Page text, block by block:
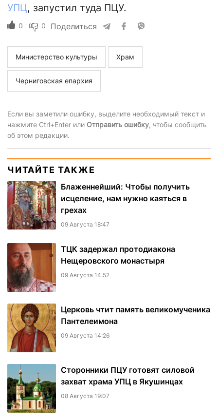
УПЦ, запустил туда ПЦУ.
0 0 Поделиться
Министерство культуры Храм
Черниговская епархия
Если вы заметили ошибку, выделите необходимый текст и
нажмите Ctrl+Enter или Отправить ошибку, чтобы сообщить
об этом редакции.
ЧИТАЙТЕ ТАКЖЕ
Блаженнейший: Чтобы получить
исцеление, нам нужно каяться в
грехах
09 Августа 18:47
ТЦК задержал протодиакона
Нещеровского монастыря
09 Августа 14:52
Церковь чтит память великомученика
Пантелеимона
09 Августа 14:26
Сторонники ПЦУ готовят силовой
захват храма УПЦ в Якушинцах
08 Августа 19:07